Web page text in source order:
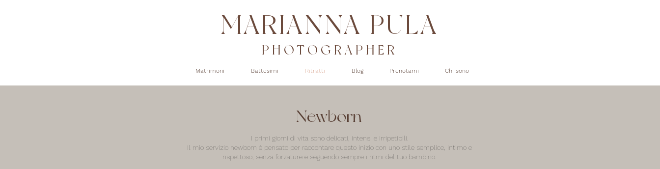
MARIANNA PULA
PHOTOGRAPHER
Matrimoni Battesimi Ritratti Blog Prenotami Chi sono
Newborn
I primi giorni di vita sono delicati, intensi e irripetibili.
Il mio servizio newborn è pensato per raccontare questo inizio con uno stile semplice, intimo e
rispettoso, senza forzature e seguendo sempre i ritmi del tuo bambino.